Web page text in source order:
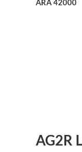
ARA 42000
AG2R